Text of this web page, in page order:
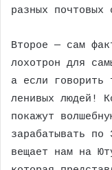
разных почтовых
Второе — сам
лохотрон для
а если говорить
ленивых людей!
покажут
зарабатывать
вещает нам на